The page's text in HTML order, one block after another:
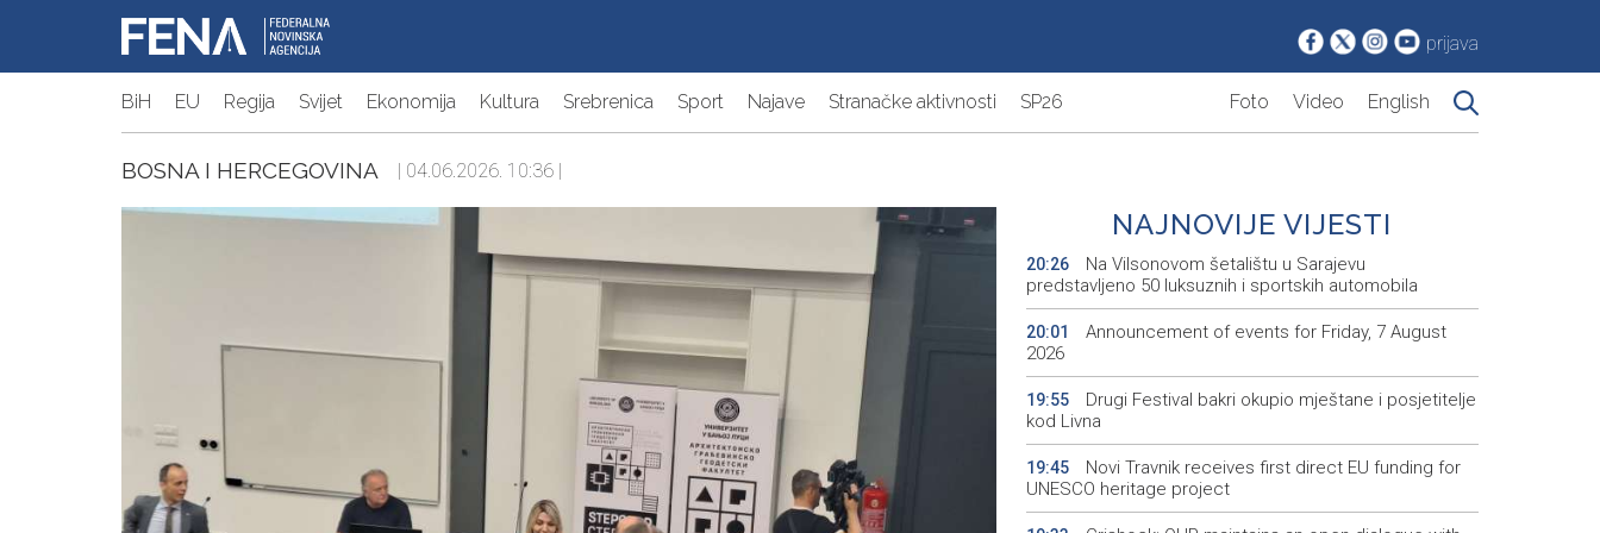
prijava
BiH EU Regija Svijet Ekonomija Kultura Srebrenica Sport Najave Stranačke aktivnosti SP26 Foto Video English
BOSNA I HERCEGOVINA | 04.06.2026. 10:36 |
NAJNOVIJE VIJESTI
20:26
Na Vilsonovom šetalištu u Sarajevu
predstavljeno 50 luksuznih i sportskih automobila
20:01
Announcement of events for Friday, 7 August
2026
19:55
Drugi Festival bakri okupio mještane i posjetitelje
kod Livna
19:45
Novi Travnik receives first direct EU funding for
UNESCO heritage project